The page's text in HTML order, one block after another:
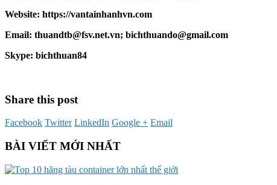
Website: https://vantainhanhvn.com
Email: thuandtb@fsv.net.vn; bichthuando@gmail.com
Skype: bichthuan84
Share this post
Facebook Twitter LinkedIn Google + Email
BÀI VIẾT MỚI NHẤT